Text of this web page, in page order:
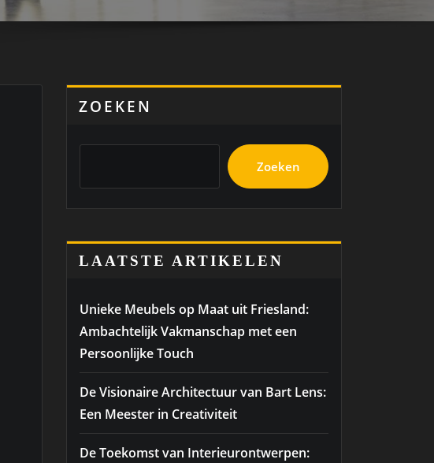
ZOEKEN
Zoeken
LAATSTE ARTIKELEN
Unieke Meubels op Maat uit Friesland:
Ambachtelijk Vakmanschap met een
Persoonlijke Touch
De Visionaire Architectuur van Bart Lens:
Een Meester in Creativiteit
De Toekomst van Interieurontwerpen: